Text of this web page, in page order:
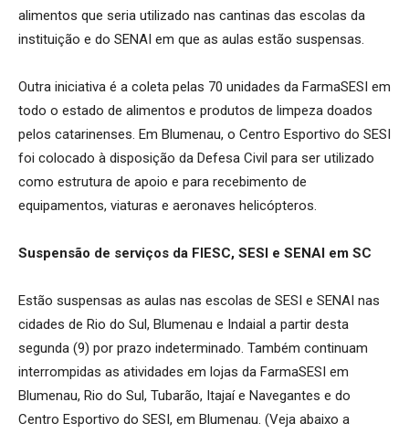
alimentos que seria utilizado nas cantinas das escolas da
instituição e do SENAI em que as aulas estão suspensas.
Outra iniciativa é a coleta pelas 70 unidades da FarmaSESI em
todo o estado de alimentos e produtos de limpeza doados
pelos catarinenses. Em Blumenau, o Centro Esportivo do SESI
foi colocado à disposição da Defesa Civil para ser utilizado
como estrutura de apoio e para recebimento de
equipamentos, viaturas e aeronaves helicópteros.
Suspensão de serviços da FIESC, SESI e SENAI em SC
Estão suspensas as aulas nas escolas de SESI e SENAI nas
cidades de Rio do Sul, Blumenau e Indaial a partir desta
segunda (9) por prazo indeterminado. Também continuam
interrompidas as atividades em lojas da FarmaSESI em
Blumenau, Rio do Sul, Tubarão, Itajaí e Navegantes e do
Centro Esportivo do SESI, em Blumenau. (Veja abaixo a